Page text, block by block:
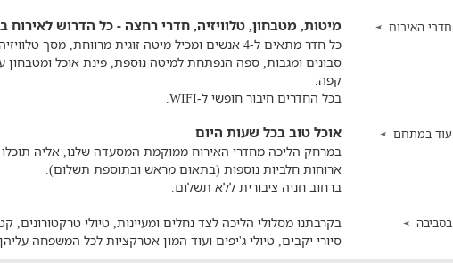
חדרי האירוח מיטות, מטבחון, טלוויזיה, חדרי רחצה - כל הדרוש לאירוח
כל חדר מתאים ל-4 אנשים ומכיל מיטה זוגית מרווחת,
סבונים ומגבות, ספה הנפתחת למיטה נוספת, פינת אוכל ומטבחון
קפה.
בכל החדרים חיבור חופשי ל-WIFI.
עוד במתחם אוכל טוב בכל שעות היום
במרחק הליכה מחדרי האירוח ממוקמת המסעדה שלנו, אליה תוכלו
ארוחות חלביות נוספות (בתאום מראש ובתוספת תשלום).
ברחוב חניה ציבורית ללא תשלום.
בסביבה
בקרבתנו מסלולי הליכה לצד נחלים ומעיינות, טיולי טרקטורונים,
סיורי יקבים, טיולי ג'יפים ועוד המון אטרקציות לכל המשפחה